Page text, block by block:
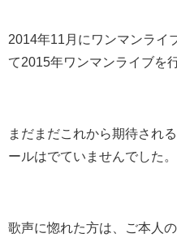
2014年11月にワンマンライ
て2015年ワンマンライブを
まだまだこれから期待され
ールはでていませんでした。
歌声に惚れた方は、ご本人